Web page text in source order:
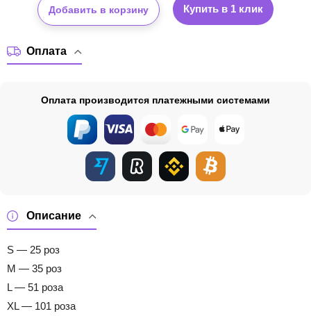
Добавить в корзину Купить в 1 клик
Описание
S — 25 роз
M — 35 роз
L — 51 роза
XL — 101 роза
Оплата
Оплата производится платежными системами